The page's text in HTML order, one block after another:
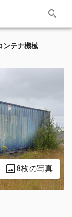
ンテナ機械
8枚の写真